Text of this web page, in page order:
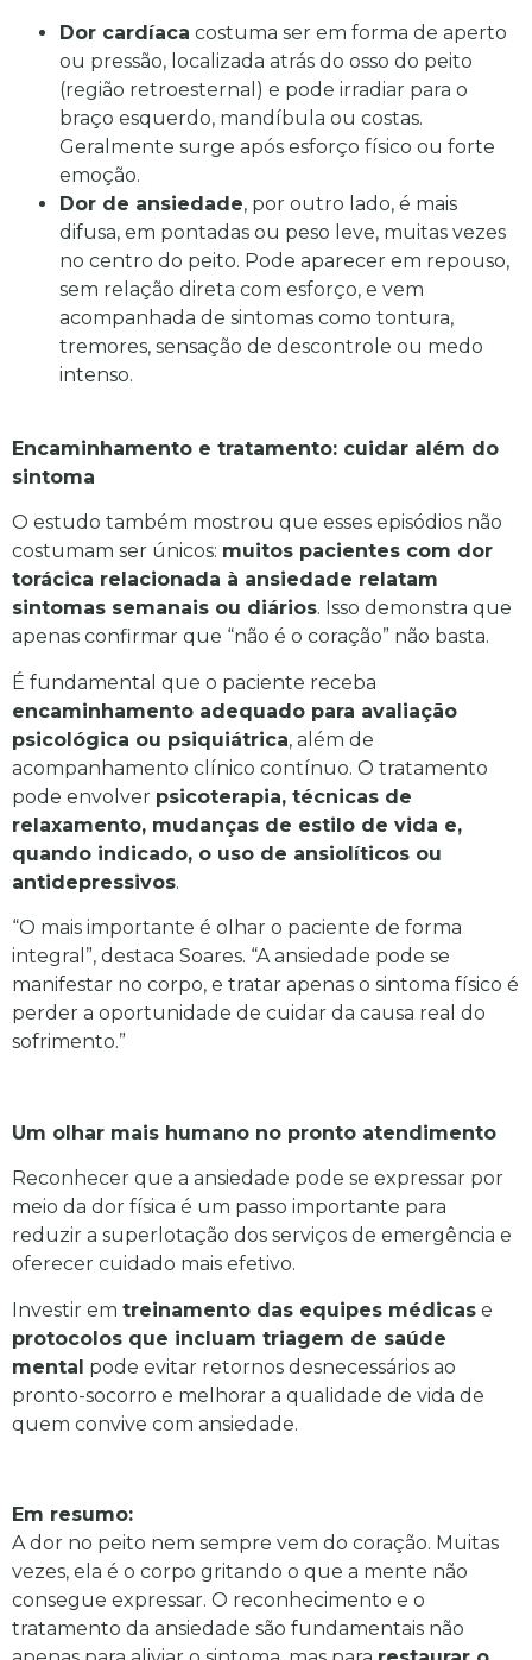
Dor cardíaca costuma ser em forma de aperto
ou pressão, localizada atrás do osso do peito
(região retroesternal) e pode irradiar para o
braço esquerdo, mandíbula ou costas.
Geralmente surge após esforço físico ou forte
emoção.
Dor de ansiedade, por outro lado, é mais
difusa, em pontadas ou peso leve, muitas vezes
no centro do peito. Pode aparecer em repouso,
sem relação direta com esforço, e vem
acompanhada de sintomas como tontura,
tremores, sensação de descontrole ou medo
intenso.
Encaminhamento e tratamento: cuidar além do
sintoma
O estudo também mostrou que esses episódios não
costumam ser únicos: muitos pacientes com dor
torácica relacionada à ansiedade relatam
sintomas semanais ou diários. Isso demonstra que
apenas confirmar que “não é o coração” não basta.
É fundamental que o paciente receba
encaminhamento adequado para avaliação
psicológica ou psiquiátrica, além de
acompanhamento clínico contínuo. O tratamento
pode envolver psicoterapia, técnicas de
relaxamento, mudanças de estilo de vida e,
quando indicado, o uso de ansiolíticos ou
antidepressivos.
“O mais importante é olhar o paciente de forma
integral”, destaca Soares. “A ansiedade pode se
manifestar no corpo, e tratar apenas o sintoma físico é
perder a oportunidade de cuidar da causa real do
sofrimento.”
Um olhar mais humano no pronto atendimento
Reconhecer que a ansiedade pode se expressar por
meio da dor física é um passo importante para
reduzir a superlotação dos serviços de emergência e
oferecer cuidado mais efetivo.
Investir em treinamento das equipes médicas e
protocolos que incluam triagem de saúde
mental pode evitar retornos desnecessários ao
pronto-socorro e melhorar a qualidade de vida de
quem convive com ansiedade.
Em resumo:
A dor no peito nem sempre vem do coração. Muitas
vezes, ela é o corpo gritando o que a mente não
consegue expressar. O reconhecimento e o
tratamento da ansiedade são fundamentais não